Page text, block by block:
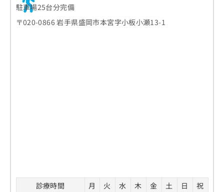
駐車場25台分完備
〒020-0866 岩手県盛岡市本宮字小板小瀬13-1
診療時間 月 火 水 木 金 土 日
祝